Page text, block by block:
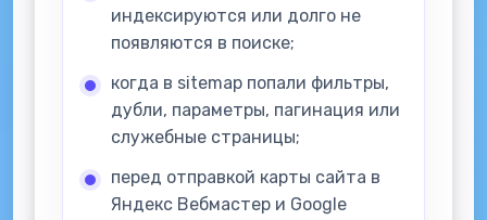
индексируются или долго не
появляются в поиске;
когда в sitemap попали фильтры,
дубли, параметры, пагинация или
служебные страницы;
перед отправкой карты сайта в
Яндекс Вебмастер и Google